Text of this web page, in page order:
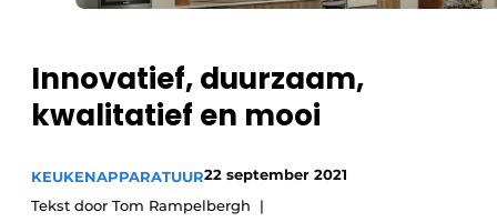
Podcasts
Privacy / Cookie statement
Video’s
Innovatief, duurzaam,
kwalitatief en mooi
KEUKENAPPARATUUR22 september 2021
Tekst door Tom Rampelbergh